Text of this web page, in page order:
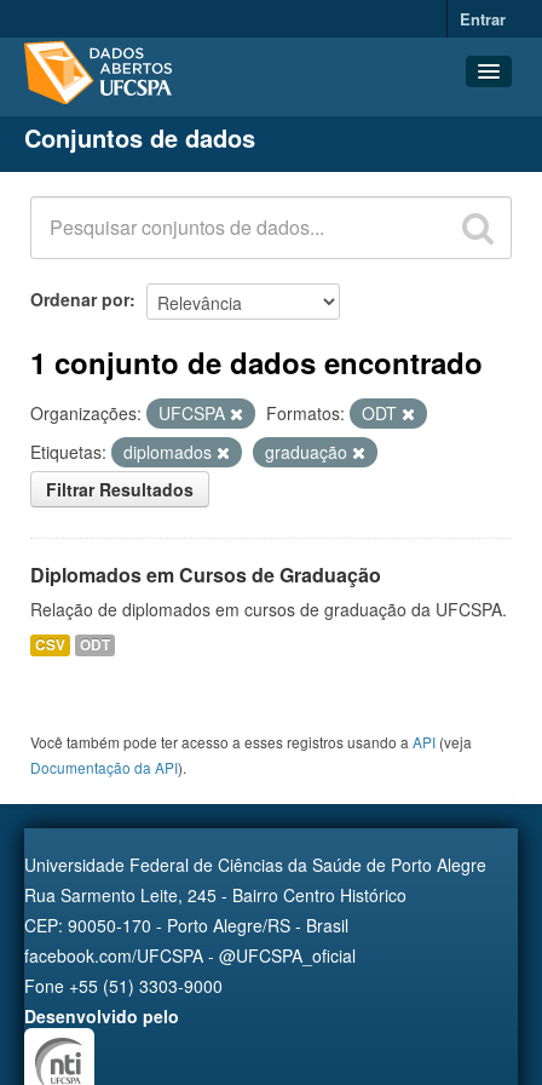
Entrar
Conjuntos de dados
Organizações
Grupos
Sobre
Conjuntos de dados
Ordenar por
1 conjunto de dados encontrado
Organizações: UFCSPA Formatos:
ODT
Etiquetas:
diplomados
graduação
Filtrar Resultados
Diplomados em Cursos de Graduação
Relação de diplomados em cursos de graduação da UFCSPA.
CSV ODT
Você também pode ter acesso a esses registros usando a API (veja
Documentação da API).
Universidade Federal de Ciências da Saúde de Porto Alegre
Rua Sarmento Leite, 245 - Bairro Centro Histórico
CEP: 90050-170 - Porto Alegre/RS - Brasil
facebook.com/UFCSPA - @UFCSPA_oficial
Fone +55 (51) 3303-9000
Desenvolvido pelo